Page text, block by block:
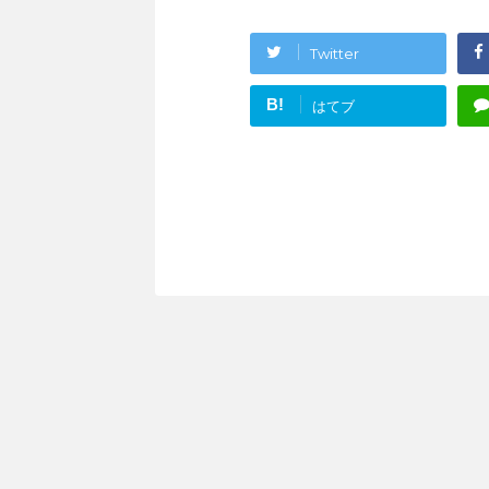
Twitter
B! はてブ